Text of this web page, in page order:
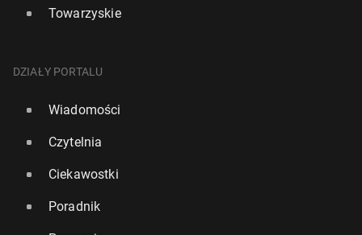
Towarzyskie
DZIAŁY PORTALU
Wiadomości
Czytelnia
Ciekawostki
Poradnik